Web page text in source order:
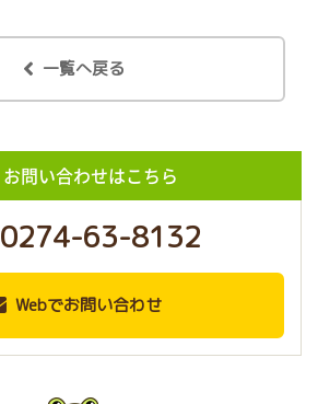
一覧へ戻る
お問い合わせはこちら
0274-63-8132
Webでお問い合わせ